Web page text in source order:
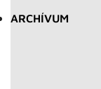
ARCHÍVUM